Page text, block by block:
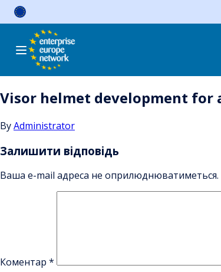
Skip
Visor helmet development for
ByAdministrator
Залишити відповідь
Ваша e-mail адреса не оприлюднюватиметься.
Коментар *